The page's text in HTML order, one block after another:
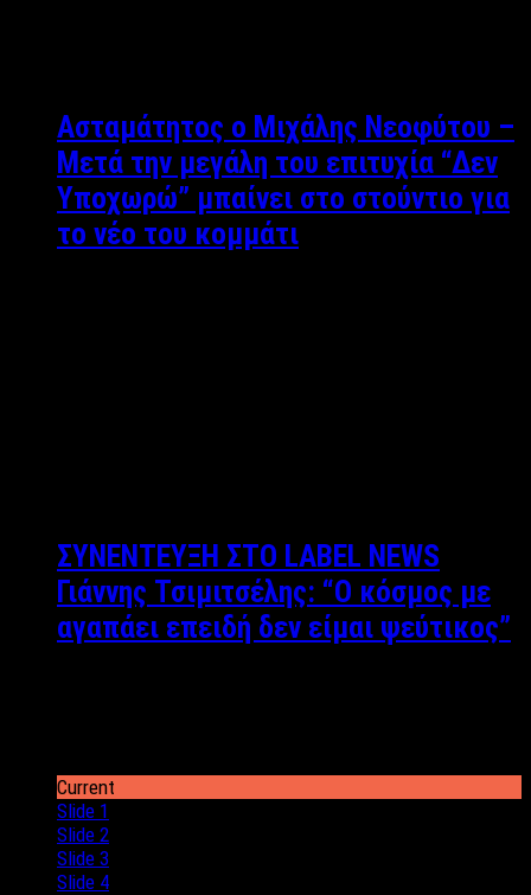
Ασταμάτητος ο Μιχάλης Νεοφύτου –
Μετά την μεγάλη του επιτυχία “Δεν
Υποχωρώ” μπαίνει στο στούντιο για
το νέο του κομμάτι
ΣΥΝΕΝΤΕΥΞΗ ΣΤΟ LABEL NEWS
Γιάννης Τσιμιτσέλης: “O κόσμος με
αγαπάει επειδή δεν είμαι ψεύτικος”
Current
Slide 1
Slide 2
Slide 3
Slide 4